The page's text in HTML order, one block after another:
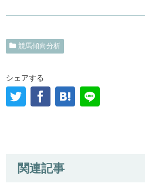
競馬傾向分析
シェアする
関連記事